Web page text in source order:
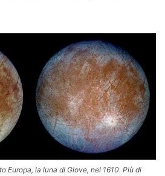
Europa, la luna di Giove, nel 1610. Più di